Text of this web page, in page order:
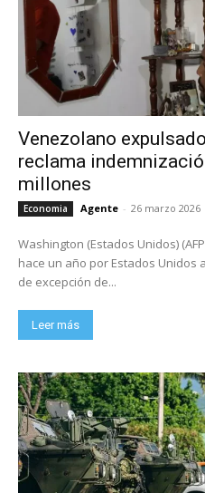
Venezolano
reclama
millones
Economia Agente - 26 marzo 2026
Washington (Estados Unidos)
hace un año por Estados Unidos
de excepción de...
Leer más